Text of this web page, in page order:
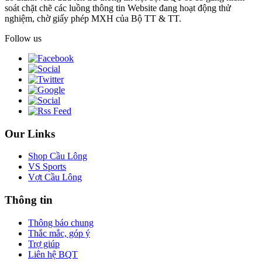
soát chặt chẽ các luồng thông tin Website đang hoạt động thử
nghiệm, chờ giấy phép MXH của Bộ TT & TT.
Follow us
Our Links
Shop Cầu Lông
VS Sports
Vợt Cầu Lông
Thông tin
Thông báo chung
Thắc mắc, góp ý
Trợ giúp
Liên hệ BQT